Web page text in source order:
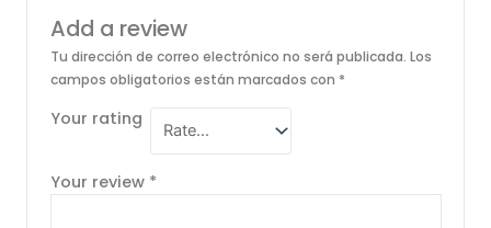
Add a review
Tu dirección de correo electrónico no será publicada. Los
campos obligatorios están marcados con *
Your rating
Your review *